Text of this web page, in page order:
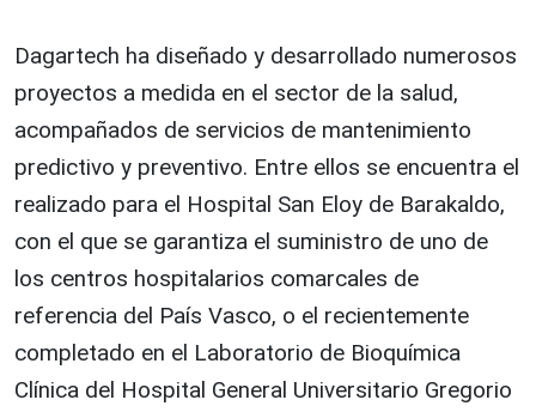
Dagartech ha diseñado y desarrollado numerosos
proyectos a medida en el sector de la salud,
acompañados de servicios de mantenimiento
predictivo y preventivo. Entre ellos se encuentra el
realizado para el Hospital San Eloy de Barakaldo,
con el que se garantiza el suministro de uno de
los centros hospitalarios comarcales de
referencia del País Vasco, o el recientemente
completado en el Laboratorio de Bioquímica
Clínica del Hospital General Universitario Gregorio